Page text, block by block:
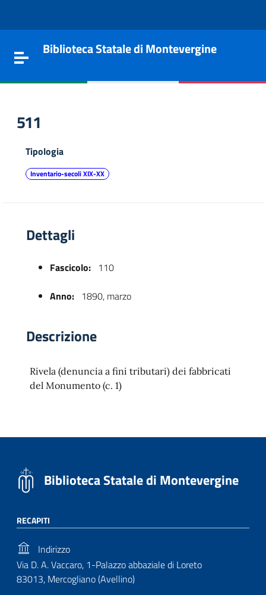
Toggle navigation
Biblioteca Statale di Montevergine
511
Tipologia
Inventario-secoli XIX-XX
Dettagli
Fascicolo: 110
Anno: 1890, marzo
Descrizione
Rivela (denuncia a fini tributari) dei fabbricati
del Monumento (c. 1)
Biblioteca Statale di Montevergine
RECAPITI
Indirizzo
Via D. A. Vaccaro, 1-Palazzo abbaziale di Loreto
83013, Mercogliano (Avellino)